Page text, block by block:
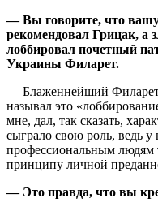
— Вы говорите, что
рекомендовал Грицак, а
лоббировал почетный
Украины Филарет.
— Блаженнейший Филарет
называл это
мне, дал, так сказать,
сыграло свою роль, ведь
профессиональным людям
принципу личной
— Это правда, что вы